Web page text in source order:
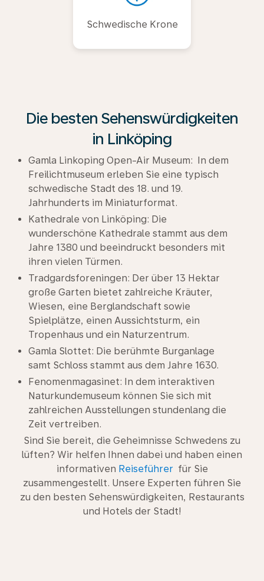
Schwedische Krone
Die besten Sehenswürdigkeiten
in Linköping
Gamla Linkoping Open-Air Museum: In dem
Freilichtmuseum erleben Sie eine typisch
schwedische Stadt des 18. und 19.
Jahrhunderts im Miniaturformat.
Kathedrale von Linköping: Die
wunderschöne Kathedrale stammt aus dem
Jahre 1380 und beeindruckt besonders mit
ihren vielen Türmen.
Tradgardsforeningen: Der über 13 Hektar
große Garten bietet zahlreiche Kräuter,
Wiesen, eine Berglandschaft sowie
Spielplätze, einen Aussichtsturm, ein
Tropenhaus und ein Naturzentrum.
Gamla Slottet: Die berühmte Burganlage
samt Schloss stammt aus dem Jahre 1630.
Fenomenmagasinet: In dem interaktiven
Naturkundemuseum können Sie sich mit
zahlreichen Ausstellungen stundenlang die
Zeit vertreiben.
Sind Sie bereit, die Geheimnisse Schwedens zu
lüften? Wir helfen Ihnen dabei und haben einen
informativen Reiseführer für Sie
zusammengestellt. Unsere Experten führen Sie
zu den besten Sehenswürdigkeiten, Restaurants
und Hotels der Stadt!